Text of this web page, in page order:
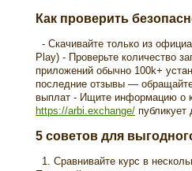
Как проверить
- Скачивайте только из
Play) - Проверьте количество
приложений обычно 100k+
последние отзывы —
выплат - Ищите информацию о
https://arbi.exchange/ публикует
5 советов для
1. Сравнивайте курс в